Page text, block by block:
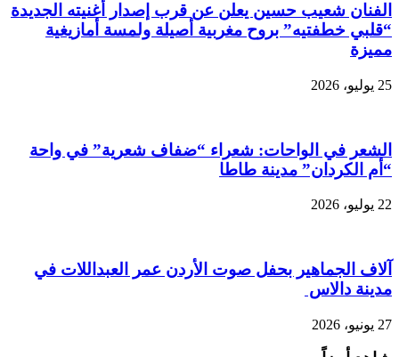
الفنان شعيب حسين يعلن عن قرب إصدار أغنيته الجديدة
“قلبي خطفتيه” بروح مغربية أصيلة ولمسة أمازيغية
مميزة
25 يوليو، 2026
الشعر في الواحات: شعراء “ضفاف شعرية” في واحة
“أم الكردان” مدينة طاطا
22 يوليو، 2026
آلاف الجماهير بحفل صوت الأردن عمر العبداللات في
مدينة دالاس
27 يونيو، 2026